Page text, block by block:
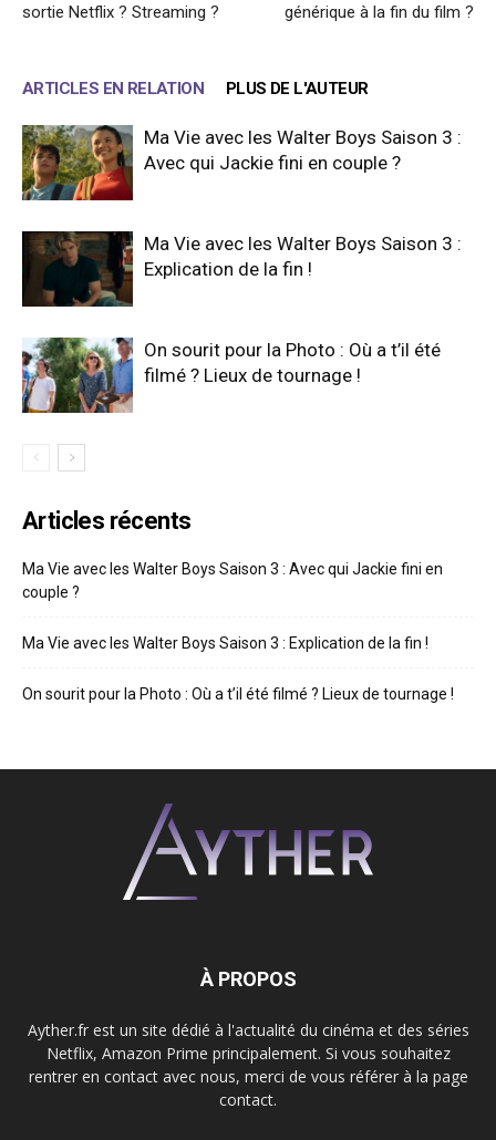
sortie Netflix ? Streaming ?
générique à la fin du film ?
ARTICLES EN RELATION PLUS DE L'AUTEUR
Ma Vie avec les Walter Boys Saison 3 :
Avec qui Jackie fini en couple ?
Ma Vie avec les Walter Boys Saison 3 :
Explication de la fin !
On sourit pour la Photo : Où a t’il été
filmé ? Lieux de tournage !
Articles récents
Ma Vie avec les Walter Boys Saison 3 : Avec qui Jackie fini en
couple ?
Ma Vie avec les Walter Boys Saison 3 : Explication de la fin !
On sourit pour la Photo : Où a t’il été filmé ? Lieux de tournage !
À PROPOS
Ayther.fr est un site dédié à l'actualité du cinéma et des séries
Netflix, Amazon Prime principalement. Si vous souhaitez
rentrer en contact avec nous, merci de vous référer à la page
contact.